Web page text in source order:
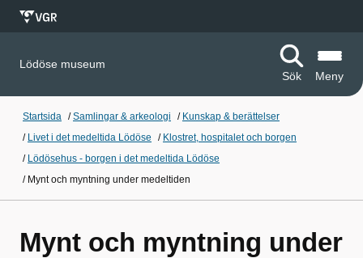
Lödöse museum
Sök
Meny
Startsida /Samlingar & arkeologi / Kunskap & berättelser
/ Livet i det medeltida Lödöse / Klostret, hospitalet och borgen
/ Lödösehus - borgen i det medeltida Lödöse
/ Mynt och myntning under medeltiden
Mynt och myntning under